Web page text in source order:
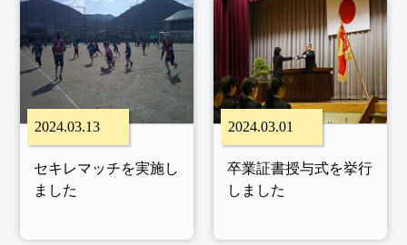
2024.03.13
セキレマッチを実施し
ました
2024.03.01
卒業証書授与式を挙行
しました